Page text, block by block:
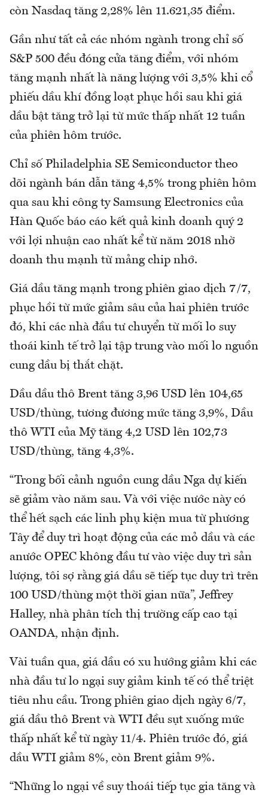
còn Nasdaq tăng 2,28% lên 11.621,35 điểm.
Gần như tất cả các nhóm ngành trong chỉ số
S&P 500 đều đóng cửa tăng điểm, với nhóm
tăng mạnh nhất là năng lượng với 3,5% khi cổ
phiếu dầu khí đồng loạt phục hồi sau khi giá
dầu bật tăng trở lại từ mức thấp nhất 12 tuần
của phiên hôm trước.
Chỉ số Philadelphia SE Semiconductor theo
dõi ngành bán dẫn tăng 4,5% trong phiên hôm
qua sau khi công ty Samsung Electronics của
Hàn Quốc báo cáo kết quả kinh doanh quý 2
với lợi nhuận cao nhất kể từ năm 2018 nhờ
doanh thu mạnh từ mảng chip nhớ.
Giá dầu tăng mạnh trong phiên giao dịch 7/7,
phục hồi từ mức giảm sâu của hai phiên trước
đó, khi các nhà đầu tư chuyển từ mối lo suy
thoái kinh tế trở lại tập trung vào mối lo nguồn
cung dầu bị thắt chặt.
Dầu dầu thô Brent tăng 3,96 USD lên 104,65
USD/thùng, tương đương mức tăng 3,9%, Dầu
thô WTI của Mỹ tăng 4,2 USD lên 102,73
USD/thùng, tăng 4,3%.
“Trong bối cảnh nguồn cung dầu Nga dự kiến
sẽ giảm vào năm sau. Và với việc nước này có
thể hết sạch các linh phụ kiện mua từ phương
Tây để duy trì hoạt động của các mỏ dầu và các
anước OPEC không đầu tư vào việc duy trì sản
lượng, tôi sợ rằng giá dầu sẽ tiếp tục duy trì trên
100 USD/thùng một thời gian nữa”, Jeffrey
Halley, nhà phân tích thị trường cấp cao tại
OANDA, nhận định.
Vài tuần qua, giá dầu có xu hướng giảm khi các
nhà đầu tư lo ngại suy giảm kinh tế có thể triệt
tiêu nhu cầu. Trong phiên giao dịch ngày 6/7,
giá dầu thô Brent và WTI đều sụt xuống mức
thấp nhất kể từ ngày 11/4. Phiên trước đó, giá
dầu WTI giảm 8%, còn Brent giảm 9%.
“Những lo ngại về suy thoái tiếp tục gia tăng và